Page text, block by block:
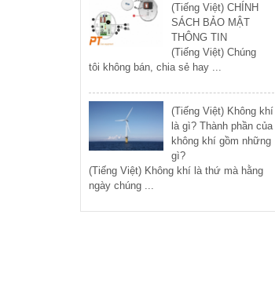
(Tiếng Việt) CHÍNH
SÁCH BẢO MẬT
THÔNG TIN
(Tiếng Việt) Chúng
tôi không bán, chia sẻ hay ...
(Tiếng Việt) Không khí
là gì? Thành phần của
không khí gồm những
gì?
(Tiếng Việt) Không khí là thứ mà hằng
ngày chúng ...